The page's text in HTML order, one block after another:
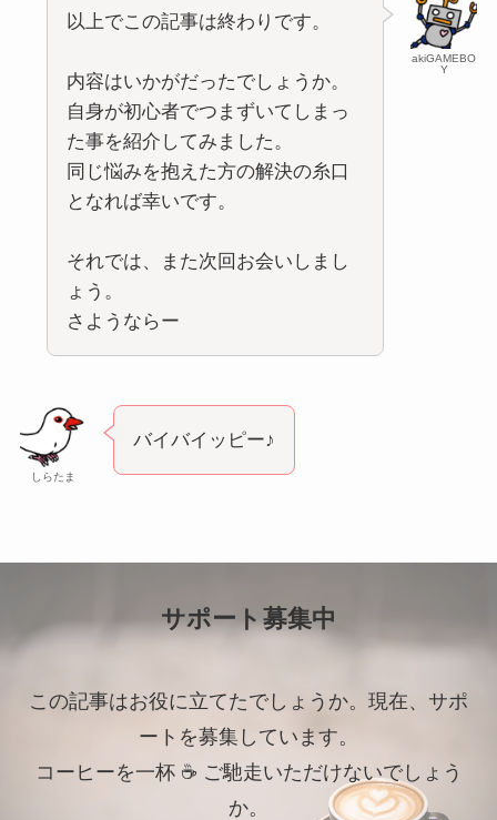
akiGAMEBO
Y
以上でこの記事は終わりです。
内容はいかがだったでしょうか。
自身が初心者でつまずいてしまっ
た事を紹介してみました。
同じ悩みを抱えた方の解決の糸口
となれば幸いです。
それでは、また次回お会いしまし
ょう。
さようならー
しらたま
バイバイッピー♪
サポート募集中
この記事はお役に立てたでしょうか。現在、サポ
ートを募集しています。
コーヒーを一杯 ☕ ご馳走いただけないでしょう
か。